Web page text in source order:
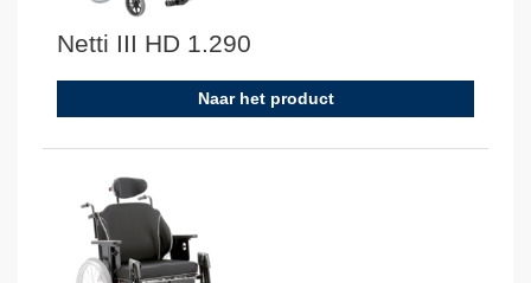
Netti III HD 1.290
Naar het product